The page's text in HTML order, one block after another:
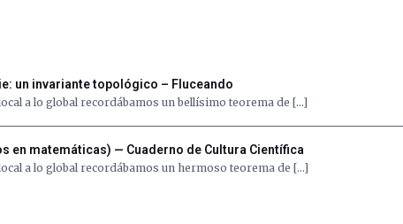
un invariante topológico – Fluceando
a lo global recordábamos un bellísimo teorema de […]
en matemáticas) — Cuaderno de Cultura Científica
a lo global recordábamos un hermoso teorema de […]